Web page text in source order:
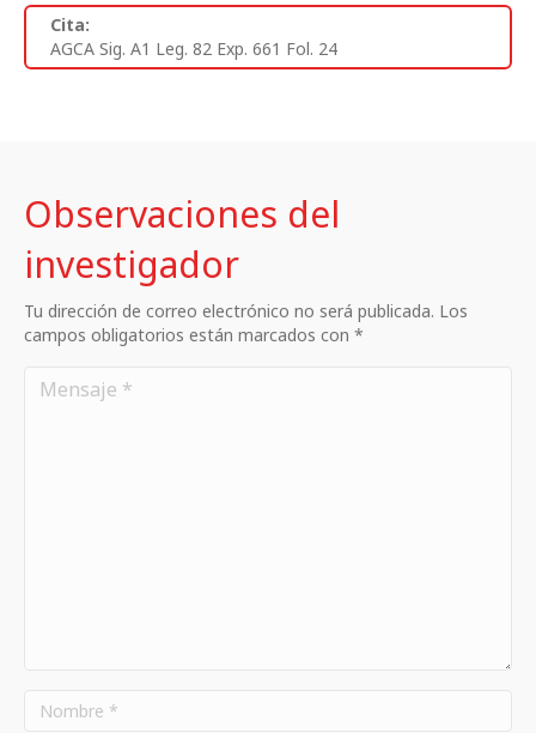
Cita:
AGCA Sig. A1 Leg. 82 Exp. 661 Fol. 24
Observaciones del
investigador
Tu dirección de correo electrónico no será publicada. Los
campos obligatorios están marcados con *